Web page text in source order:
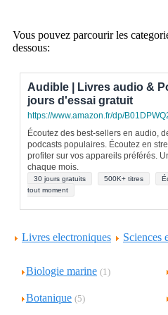
Vous pouvez parcourir les
dessous:
Audible | Livres audio &
jours d'essai gratuit
https://www.amazon.fr/dp/
Écoutez des best-sellers en audio,
podcasts populaires. Écoutez en
profiter sur vos appareils préférés.
chaque mois.
30 jours gratuits 500K+ titres
tout moment
Livres electroniques Sciences
Biologie marine (1)
Botanique (5)